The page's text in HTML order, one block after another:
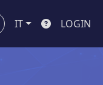
IT LOGIN